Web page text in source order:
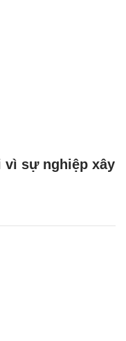
vì sự nghiệp xây